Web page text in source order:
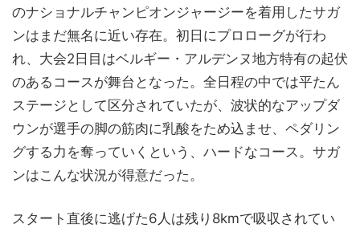
のナショナルチャンピオンジャージーを着用したサガ
ンはまだ無名に近い存在。初日にプロローグが行わ
れ、大会2日目はベルギー・アルデンヌ地方特有の起伏
のあるコースが舞台となった。全日程の中では平たん
ステージとして区分されていたが、波状的なアップダ
ウンが選手の脚の筋肉に乳酸をため込ませ、ペダリン
グする力を奪っていくという、ハードなコース。サガ
ンはこんな状況が得意だった。
スタート直後に逃げた6人は残り8kmで吸収されてい